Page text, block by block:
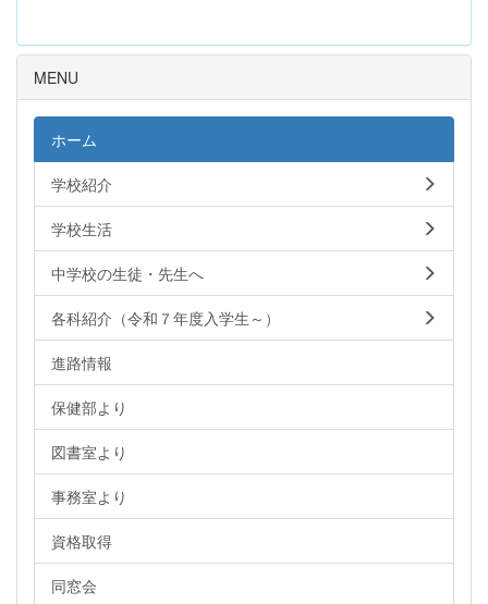
MENU
ホーム
学校紹介
学校生活
中学校の生徒・先生へ
各科紹介（令和７年度入学生～）
進路情報
保健部より
図書室より
事務室より
資格取得
同窓会